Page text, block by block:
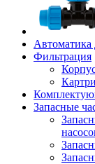
Автоматика
Фильтрация
Запасные